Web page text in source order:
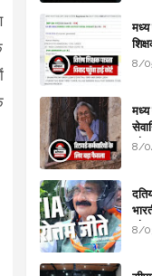
मध्य
8/
और
8/
और
8/